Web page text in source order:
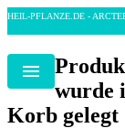
HEIL-PFLANZE.DE -
Menu
wurde
Korb gelegt